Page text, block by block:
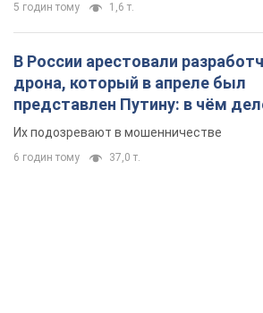
5 годин тому 1,6 т.
В России арестовали
дрона, который в апреле был
представлен Путину: в чём
Их подозревают в мошенничестве
6 годин тому 37,0 т.